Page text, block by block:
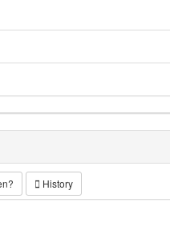
History